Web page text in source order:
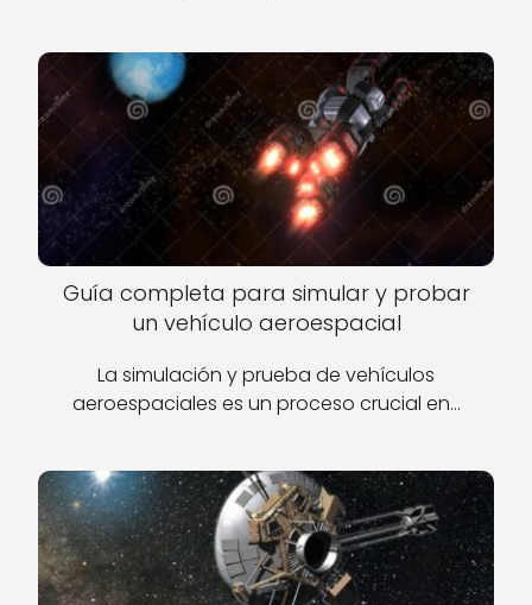
Guía completa para simular y probar
un vehículo aeroespacial
La simulación y prueba de vehículos
aeroespaciales es un proceso crucial en…